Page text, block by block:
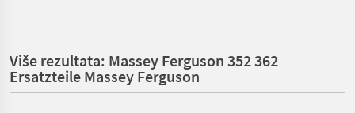
Više rezultata: Massey Ferguson 352 362
Ersatzteile Massey Ferguson